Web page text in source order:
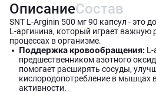
ОписаниеСостав
SNT L-Arginin 500 мг 90 капсул - это
L-аргинина, который играет важную
процессах в организме.
Поддержка кровообращения: L-
предшественником азотного
помогает расширять сосуды,
кислородопотребление в мышцах
активности.